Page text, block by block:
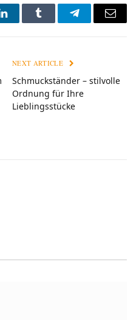
LinkedInTumblr TelegramEmail
NEXT ARTICLE
Schmuckständer – stilvolle
Ordnung für Ihre
Lieblingsstücke